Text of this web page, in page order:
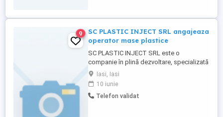
9
SC PLASTIC INJECT SRL angajeaza
operator mase plastice
SC PLASTIC INJECT SRL este o
companie în plină dezvoltare, specializată
în producția de repere din mase plastice.
Căutăm colegi noi, serioși și implicați,
care să se alăture echipei noastre din
zona Iasi- Calea Chișinăului, Nr 6B.
Iasi, Iasi
10 iunie
Telefon validat